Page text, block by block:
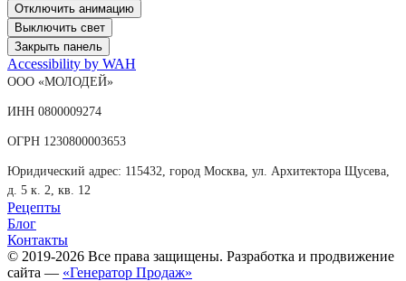
Отключить анимацию
Выключить свет
Закрыть панель
Accessibility by WAH
ООО «МОЛОДЕЙ»
ИНН 0800009274
ОГРН 1230800003653
Юридический адрес: 115432, город Москва, ул. Архитектора Щусева,
д. 5 к. 2, кв. 12
Рецепты
Блог
Контакты
© 2019-2026 Все права защищены. Разработка и продвижение
сайта — «Генератор Продаж»